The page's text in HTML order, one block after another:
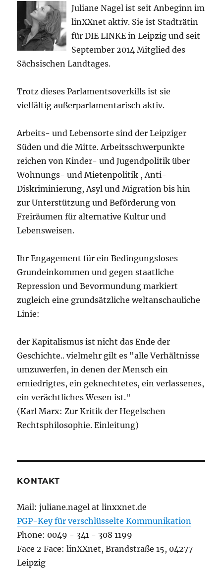
Juliane Nagel ist seit Anbeginn im
linXXnet aktiv. Sie ist Stadträtin
für DIE LINKE in Leipzig und seit
September 2014 Mitglied des
Sächsischen Landtages.
Trotz dieses Parlamentsoverkills ist sie
vielfältig außerparlamentarisch aktiv.
Arbeits- und Lebensorte sind der Leipziger
Süden und die Mitte. Arbeitsschwerpunkte
reichen von Kinder- und Jugendpolitik über
Wohnungs- und Mietenpolitik , Anti-
Diskriminierung, Asyl und Migration bis hin
zur Unterstützung und Beförderung von
Freiräumen für alternative Kultur und
Lebensweisen.
Ihr Engagement für ein Bedingungsloses
Grundeinkommen und gegen staatliche
Repression und Bevormundung markiert
zugleich eine grundsätzliche weltanschauliche
Linie:
der Kapitalismus ist nicht das Ende der
Geschichte.. vielmehr gilt es "alle Verhältnisse
umzuwerfen, in denen der Mensch ein
erniedrigtes, ein geknechtetes, ein verlassenes,
ein verächtliches Wesen ist."
(Karl Marx: Zur Kritik der Hegelschen
Rechtsphilosophie. Einleitung)
KONTAKT
Mail: juliane.nagel at linxxnet.de
PGP-Key für verschlüsselte Kommunikation
Phone: 0049 - 341 - 308 1199
Face 2 Face: linXXnet, Brandstraße 15, 04277
Leipzig